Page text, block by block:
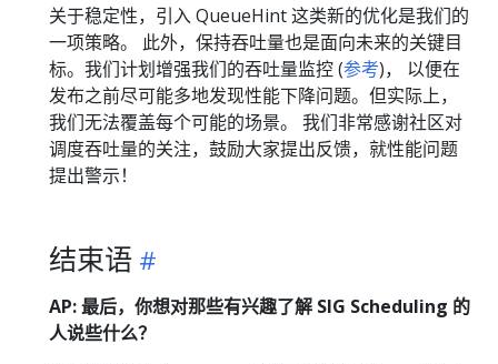
关于稳定性，引入 QueueHint 这类新的优化是我们的
一项策略。 此外，保持吞吐量也是面向未来的关键目
标。我们计划增强我们的吞吐量监控 (参考)， 以便在
发布之前尽可能多地发现性能下降问题。但实际上，
我们无法覆盖每个可能的场景。 我们非常感谢社区对
调度吞吐量的关注，鼓励大家提出反馈，就性能问题
提出警示！
结束语
AP: 最后，你想对那些有兴趣了解 SIG Scheduling 的
人说些什么？